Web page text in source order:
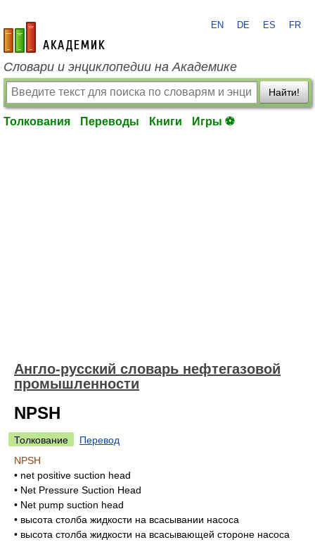
academic.ru
EN DE ES FR
Словари и энциклопедии на Академике
Найти!
Толкования Переводы Книги Игры ⚽
Англо-русский словарь нефтегазовой
промышленности
NPSH
Толкование
Перевод
NPSH
• net positive suction head
• Net Pressure Suction Head
• Net pump suction head
• высота столба жидкости на всасывании насоса
• высота столба жидкости на всасывающей стороне насоса